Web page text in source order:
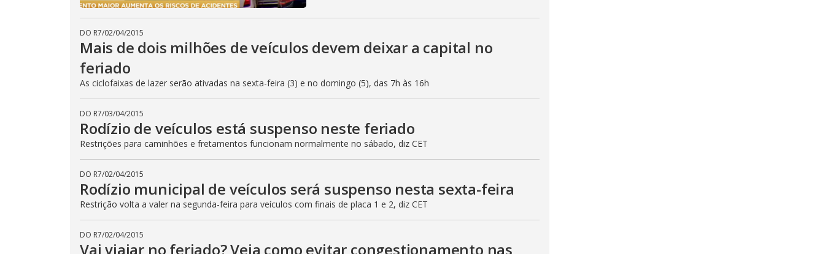
DO R7/02/04/2015
Mais de dois milhões de veículos devem deixar a capital no
feriado
As ciclofaixas de lazer serão ativadas na sexta-feira (3) e no domingo (5), das 7h às 16h
DO R7/03/04/2015
Rodízio de veículos está suspenso neste feriado
Restrições para caminhões e fretamentos funcionam normalmente no sábado, diz CET
DO R7/02/04/2015
Rodízio municipal de veículos será suspenso nesta sexta-feira
Restrição volta a valer na segunda-feira para veículos com finais de placa 1 e 2, diz CET
DO R7/02/04/2015
Vai viajar no feriado? Veja como evitar congestionamento nas